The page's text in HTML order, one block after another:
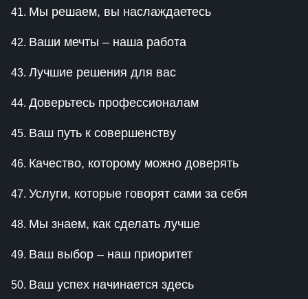
Мы решаем, вы наслаждаетесь
Ваши мечты – наша работа
Лучшие решения для вас
Доверьтесь профессионалам
Ваш путь к совершенству
Качество, которому можно доверять
Услуги, которые говорят сами за себя
Мы знаем, как сделать лучше
Ваш выбор – наш приоритет
Ваш успех начинается здесь